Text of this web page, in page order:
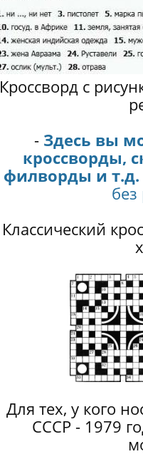
Кроссворд с
- Здесь вы
кроссворды,
филворды и
без
Классический
Для тех, у кого
СССР - 1979